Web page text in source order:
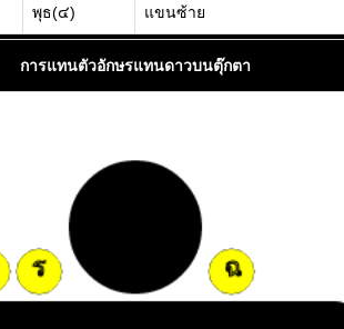
พุธ(๔) แขนซ้าย
การแทนตัวอักษรแทนดาวบนตุ๊กตา